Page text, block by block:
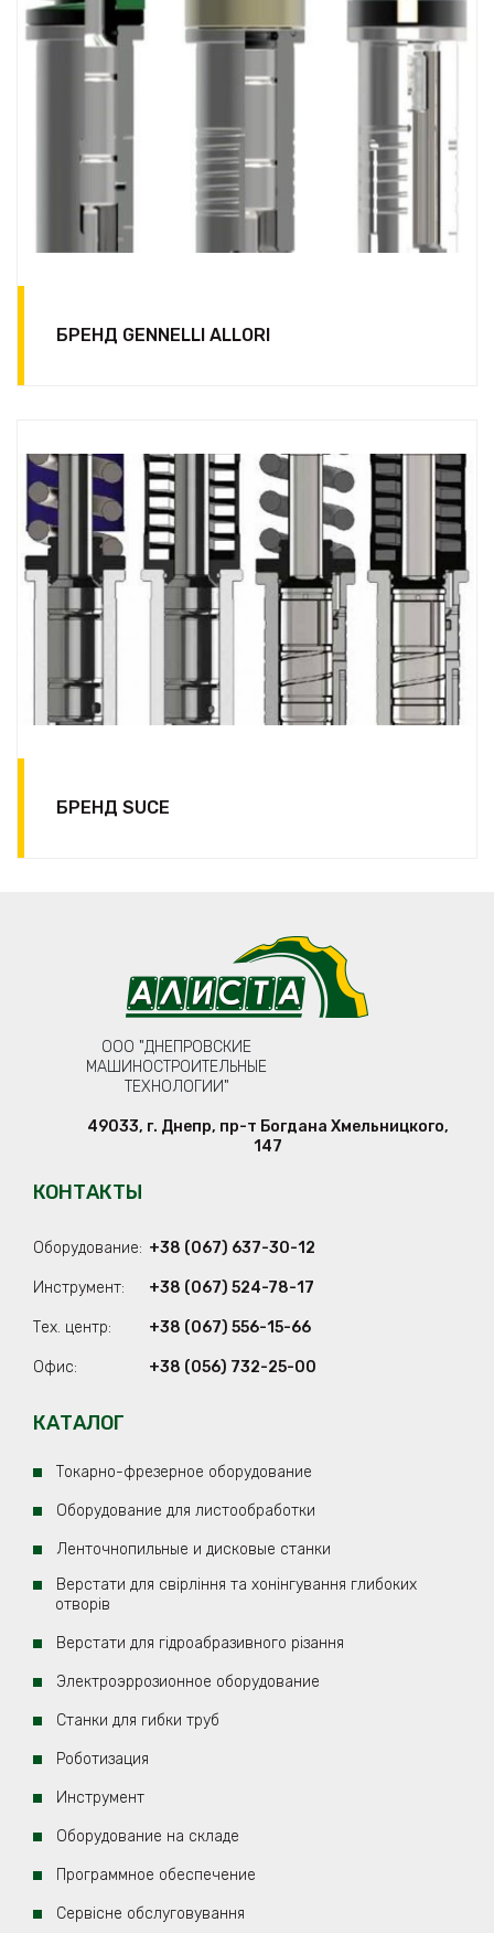
БРЕНД GENNELLI ALLORI
БРЕНД SUCE
ООО "ДНЕПРОВСКИЕ
МАШИНОСТРОИТЕЛЬНЫЕ
ТЕХНОЛОГИИ"
49033, г. Днепр, пр-т Богдана Хмельницкого,
147
КОНТАКТЫ
Оборудование: +38 (067) 637-30-12
Инструмент: +38 (067) 524-78-17
Тех. центр: +38 (067) 556-15-66
Офис: +38 (056) 732-25-00
КАТАЛОГ
Токарно-фрезерное оборудование
Оборудование для листообработки
Ленточнопильные и дисковые станки
Верстати для свірління та хонінгування глибоких
отворів
Верстати для гідроабразивного різання
Электроэррозионное оборудование
Станки для гибки труб
Роботизация
Инструмент
Оборудование на складе
Программное обеспечение
Сервісне обслуговування